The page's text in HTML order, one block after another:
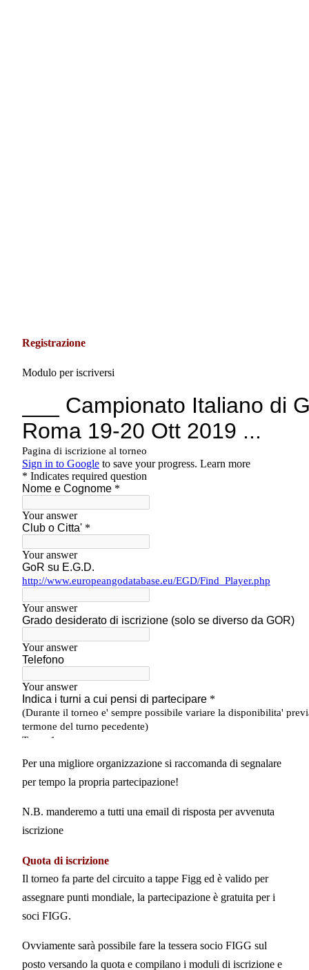
Registrazione
Modulo per iscriversi
Per una migliore organizzazione si raccomanda di segnalare
per tempo la propria partecipazione!
N.B. manderemo a tutti una email di risposta per avvenuta
iscrizione
Quota di iscrizione
Il torneo fa parte del circuito a tappe Figg ed è valido per
assegnare punti mondiale, la partecipazione è gratuita per i
soci FIGG.
Ovviamente sarà possibile fare la tessera socio FIGG sul
posto versando la quota e compilano i moduli di iscrizione e